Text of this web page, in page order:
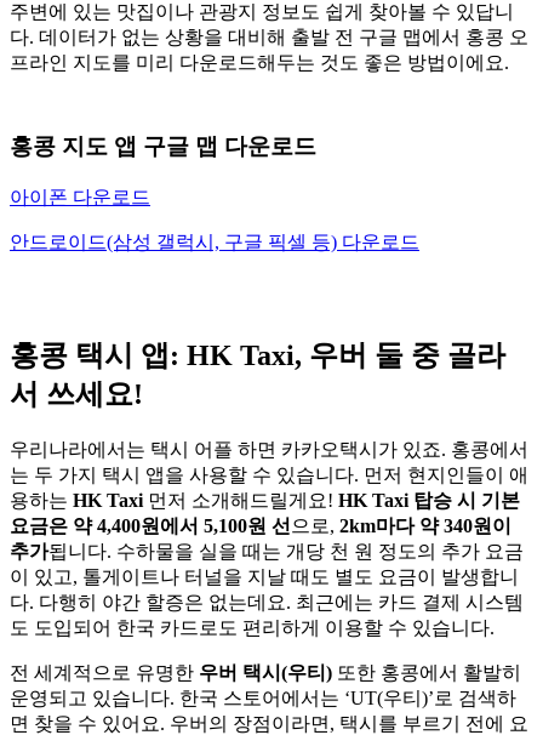
주변에 있는 맛집이나 관광지 정보도 쉽게 찾아볼 수 있답니
다. 데이터가 없는 상황을 대비해 출발 전 구글 맵에서 홍콩 오
프라인 지도를 미리 다운로드해두는 것도 좋은 방법이에요.
홍콩 지도 앱 구글 맵 다운로드
아이폰 다운로드
안드로이드(삼성 갤럭시, 구글 픽셀 등) 다운로드
홍콩 택시 앱: HK Taxi, 우버 둘 중 골라
서 쓰세요!
우리나라에서는 택시 어플 하면 카카오택시가 있죠. 홍콩에서
는 두 가지 택시 앱을 사용할 수 있습니다. 먼저 현지인들이 애
용하는 HK Taxi 먼저 소개해드릴게요! HK Taxi 탑승 시 기본
요금은 약 4,400원에서 5,100원 선 으로, 2km마다 약 340원이
추가됩니다. 수하물을 실을 때는 개당 천 원 정도의 추가 요금
이 있고, 톨게이트나 터널을 지날 때도 별도 요금이 발생합니
다. 다행히 야간 할증은 없는데요. 최근에는 카드 결제 시스템
도 도입되어 한국 카드로도 편리하게 이용할 수 있습니다.
전 세계적으로 유명한 우버 택시(우티) 또한 홍콩에서 활발히
운영되고 있습니다. 한국 스토어에서는 ‘UT(우티)’로 검색하
면 찾을 수 있어요. 우버의 장점이라면, 택시를 부르기 전에 요